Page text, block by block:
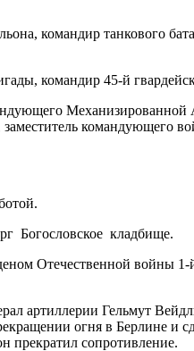
командир танкового
командир 45-й
командующего
Богословское кладбище.
Отечественной войны
артиллерии Гельмут
огня в Берлине
прекратил сопротивление.